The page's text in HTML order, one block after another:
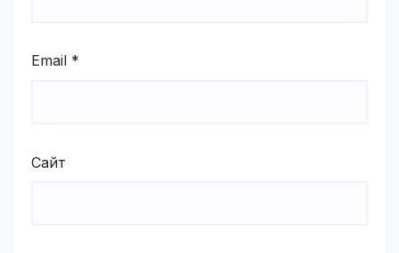
Email *
Сайт